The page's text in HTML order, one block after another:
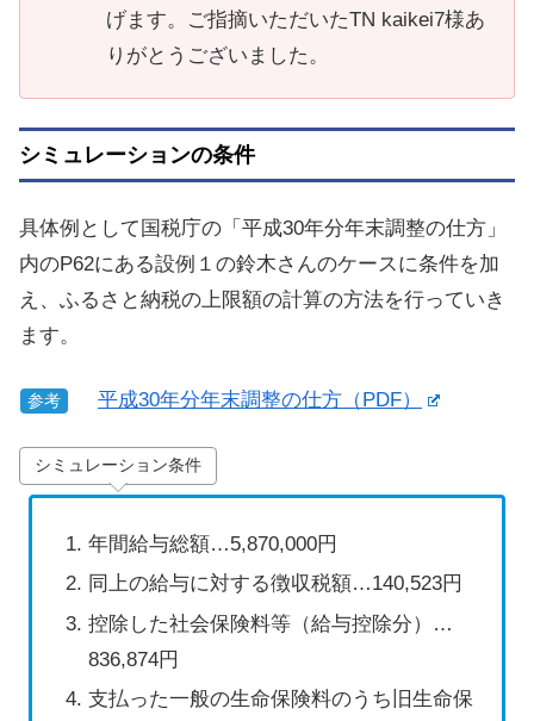
げます。ご指摘いただいたTN kaikei7様あ
りがとうございました。
シミュレーションの条件
具体例として国税庁の「平成30年分年末調整の仕方」
内のP62にある設例１の鈴木さんのケースに条件を加
え、ふるさと納税の上限額の計算の方法を行っていき
ます。
参考 平成30年分年末調整の仕方（PDF）
シミュレーション条件
年間給与総額…5,870,000円
同上の給与に対する徴収税額…140,523円
控除した社会保険料等（給与控除分）…
836,874円
支払った一般の生命保険料のうち旧生命保